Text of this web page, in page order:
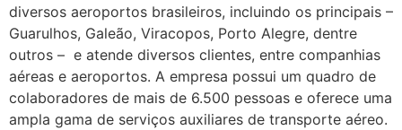
diversos aeroportos brasileiros, incluindo os principais –
Guarulhos, Galeão, Viracopos, Porto Alegre, dentre
outros – e atende diversos clientes, entre companhias
aéreas e aeroportos. A empresa possui um quadro de
colaboradores de mais de 6.500 pessoas e oferece uma
ampla gama de serviços auxiliares de transporte aéreo.